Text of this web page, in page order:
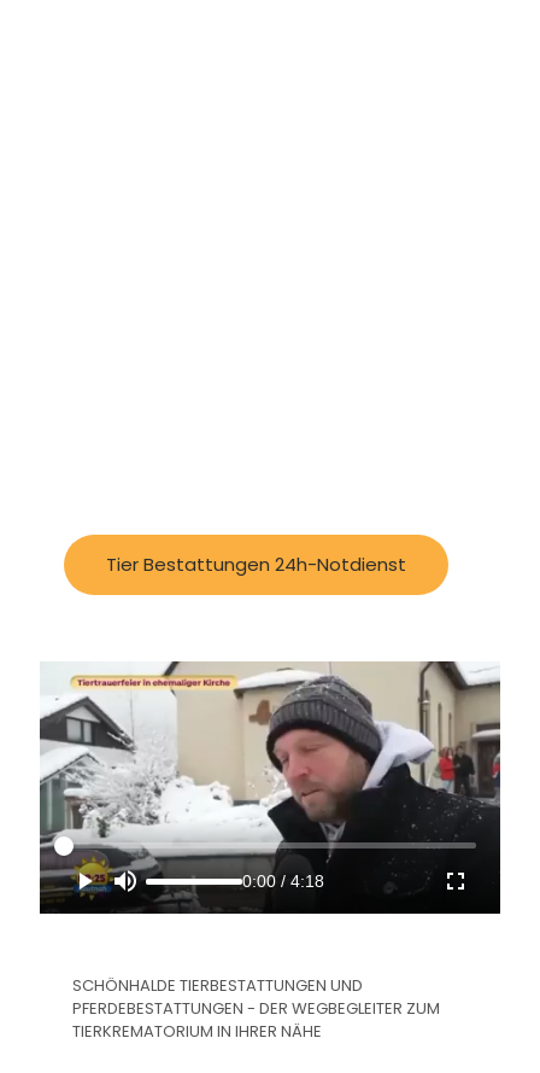
Tier Bestattungen 24h-Notdienst
0:00 / 4:18
SCHÖNHALDE TIERBESTATTUNGEN UND
PFERDEBESTATTUNGEN - DER WEGBEGLEITER ZUM
TIERKREMATORIUM IN IHRER NÄHE